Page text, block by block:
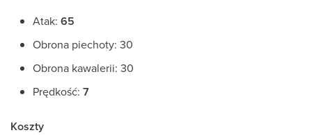
Atak: 65
Obrona piechoty: 30
Obrona kawalerii: 30
Prędkość: 7
Koszty